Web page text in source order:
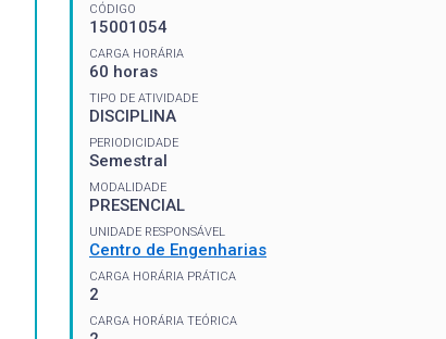
CÓDIGO
15001054
CARGA HORÁRIA
60 horas
TIPO DE ATIVIDADE
DISCIPLINA
PERIODICIDADE
Semestral
MODALIDADE
PRESENCIAL
UNIDADE RESPONSÁVEL
Centro de Engenharias
CARGA HORÁRIA PRÁTICA
2
CARGA HORÁRIA TEÓRICA